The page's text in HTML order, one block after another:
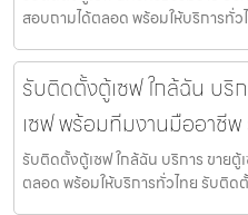
สอบถามได้ตลอด พร้อมให้บริการทั่
รับติดตั้งตู้เซฟ ใกล้ฉัน บริ
เซฟ พร้อมทีมงานมืออาชีพ
รับติดตั้งตู้เซฟ ใกล้ฉัน บริการ ขาย
ตลอด พร้อมให้บริการทั่วไทย รับติด